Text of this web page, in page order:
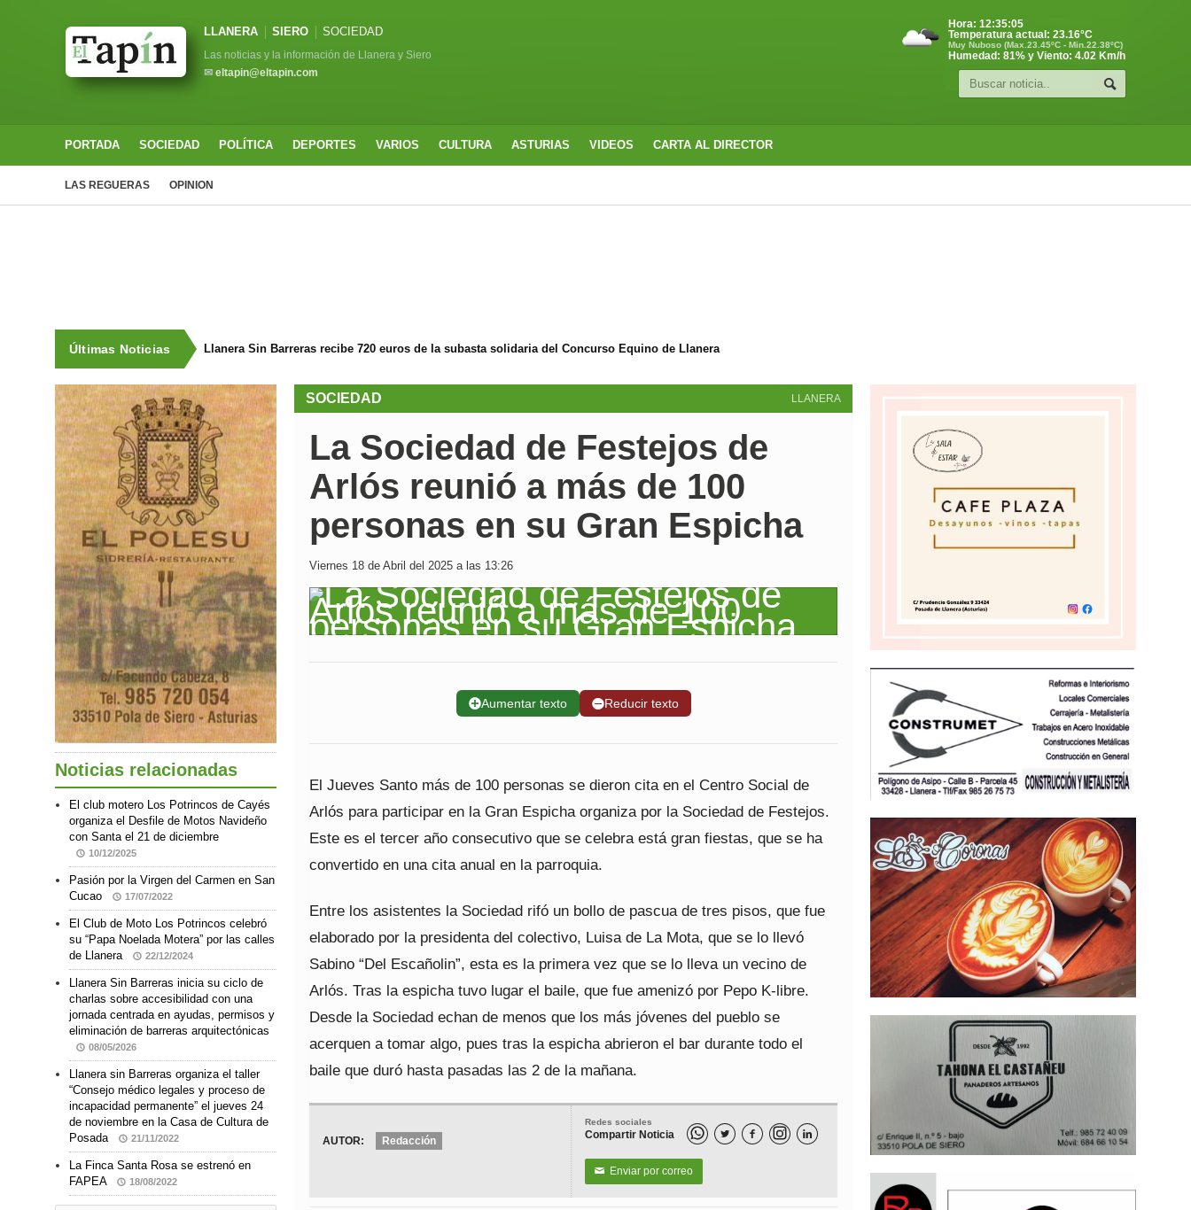
LLANERA SIERO SOCIEDAD
Las noticias y la información de Llanera y Siero
✉ eltapin@eltapin.com
Hora: 12:35:06
Temperatura actual: 23.16°C
Muy Nuboso (Max.23.45ºC - Min.22.38ºC)
Humedad: 81% y Viento: 4.02 Km/h
PORTADA SOCIEDAD POLÍTICA DEPORTES VARIOS CULTURA ASTURIAS VIDEOS CARTA AL DIRECTOR
LAS REGUERAS OPINION
Últimas Noticias Llanera Sin Barreras recibe 720 euros de la subasta solidaria del Concurso Equino de Llanera
LLANERA
SOCIEDAD
La Sociedad de Festejos de
Arlós reunió a más de 100
personas en su Gran Espicha
Viernes 18 de Abril del 2025 a las 13:26
➕Aumentar texto ➖Reducir texto
El Jueves Santo más de 100 personas se dieron cita en el Centro Social de
Arlós para participar en la Gran Espicha organiza por la Sociedad de Festejos.
Este es el tercer año consecutivo que se celebra está gran fiestas, que se ha
convertido en una cita anual en la parroquia.
Entre los asistentes la Sociedad rifó un bollo de pascua de tres pisos, que fue
elaborado por la presidenta del colectivo, Luisa de La Mota, que se lo llevó
Sabino “Del Escañolin”, esta es la primera vez que se lo lleva un vecino de
Arlós. Tras la espicha tuvo lugar el baile, que fue amenizó por Pepo K-libre.
Desde la Sociedad echan de menos que los más jóvenes del pueblo se
acerquen a tomar algo, pues tras la espicha abrieron el bar durante todo el
baile que duró hasta pasadas las 2 de la mañana.
Redes sociales
Compartir Noticia   
✉ Enviar por correo
AUTOR: Redacción
Noticias relacionadas
El club motero Los Potrincos de Cayés
organiza el Desfile de Motos Navideño
con Santa el 21 de diciembre
10/12/2025
Pasión por la Virgen del Carmen en San
Cucao
17/07/2022
El Club de Moto Los Potrincos celebró
su “Papa Noelada Motera” por las calles
de Llanera
22/12/2024
Llanera Sin Barreras inicia su ciclo de
charlas sobre accesibilidad con una
jornada centrada en ayudas, permisos y
eliminación de barreras arquitectónicas
08/05/2026
Llanera sin Barreras organiza el taller
“Consejo médico legales y proceso de
incapacidad permanente” el jueves 24
de noviembre en la Casa de Cultura de
Posada
21/11/2022
La Finca Santa Rosa se estrenó en
FAPEA
18/08/2022